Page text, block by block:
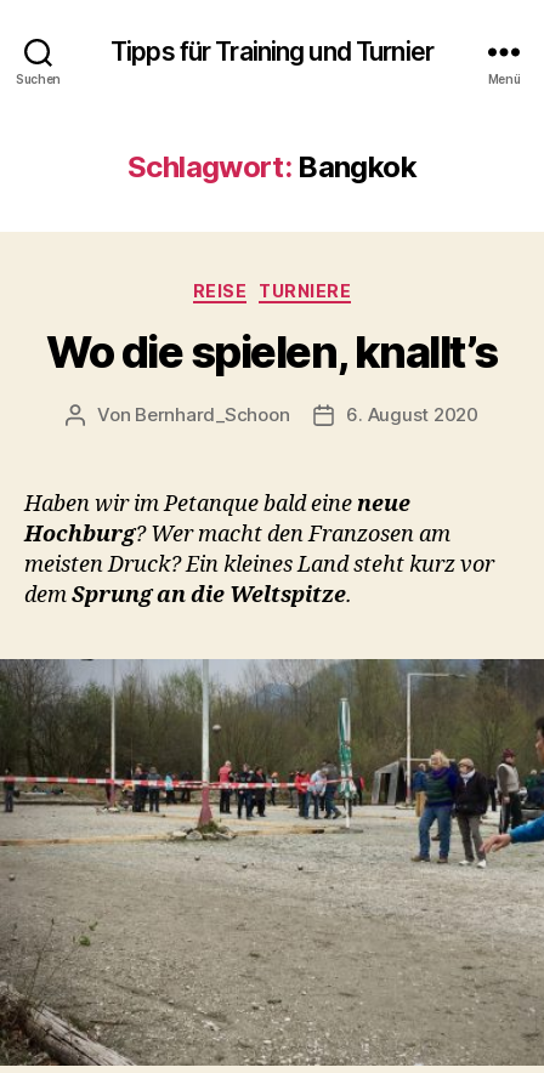
Suchen
Tipps für Training und Turnier
Menü
Schlagwort: Bangkok
Kategorien
REISE TURNIERE
Wo die spielen, knallt’s
Beitragsautor
Von Bernhard_Schoon Veröffentlichungsdatum
6. August 2020
Haben wir im Petanque bald eineneue
Hochburg? Wer macht den Franzosen am
meisten Druck? Ein kleines Land steht kurz vor
demSprung an die Weltspitze.